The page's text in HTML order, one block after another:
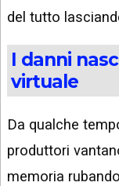
del tutto
I danni
virtuale
Da qualche
produttori
memoria